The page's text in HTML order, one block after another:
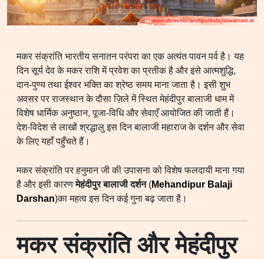
मकर संक्रांति भारतीय सनातन परंपरा का एक अत्यंत पावन पर्व है। यह
दिन सूर्य देव के मकर राशि में प्रवेश का प्रतीक है और इसे आत्मशुद्धि,
दान-पुण्य तथा ईश्वर भक्ति का श्रेष्ठ समय माना जाता है। इसी शुभ
अवसर पर राजस्थान के दौसा ज़िले में स्थित मेहंदीपुर बालाजी धाम में
विशेष धार्मिक अनुष्ठान, पूजा-विधि और सेवाएँ आयोजित की जाती हैं।
देश-विदेश से लाखों श्रद्धालु इस दिन बालाजी महाराज के दर्शन और सेवा
के लिए यहाँ पहुँचते हैं।
मकर संक्रांति पर हनुमान जी की उपासना को विशेष फलदायी माना गया
है और इसी कारणमेहंदीपुर बालाजी दर्शन(Mehandipur Balaji
Darshan)का महत्व इस दिन कई गुना बढ़ जाता है।
मकर संक्रांति और मेहंदीपुर